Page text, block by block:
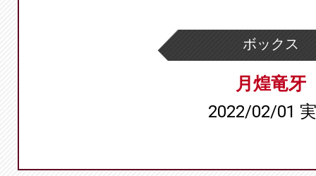
ボックス
月煌竜牙
2022/02/01